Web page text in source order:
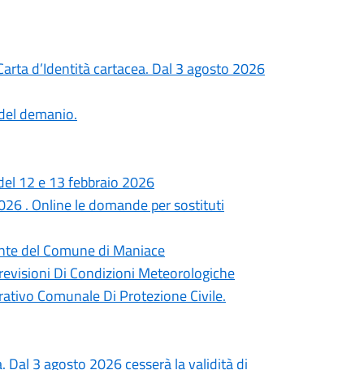
d’Identità cartacea. Dal 3 agosto 2026
demanio.
12 e 13 febbraio 2026
. Online le domande per sostituti
del Comune di Maniace
Di Condizioni Meteorologiche
Comunale Di Protezione Civile.
Dal 3 agosto 2026 cesserà la validità di